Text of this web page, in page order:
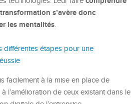
s’avère donc
les mentalités.
différentes étapes pour une
facilement à la mise en place de
l’amélioration de ceux existant dans le